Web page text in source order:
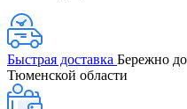
Быстрая доставка Бережно
Тюменской области